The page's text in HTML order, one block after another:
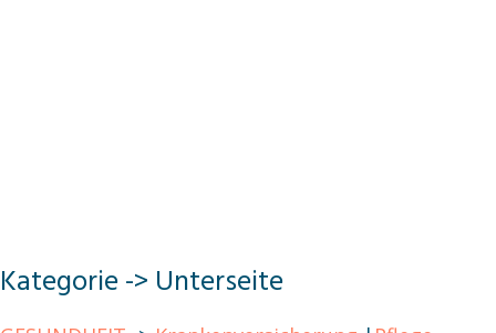
Kategorie -> Unterseite